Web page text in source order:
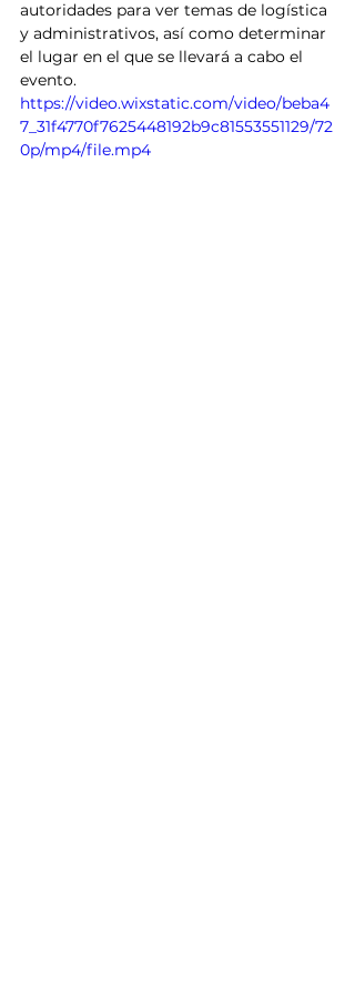
autoridades para ver temas de logística
y administrativos, así como determinar
el lugar en el que se llevará a cabo el
evento.
https://video.wixstatic.com/video/beba4
7_31f4770f7625448192b9c81553551129/72
0p/mp4/file.mp4